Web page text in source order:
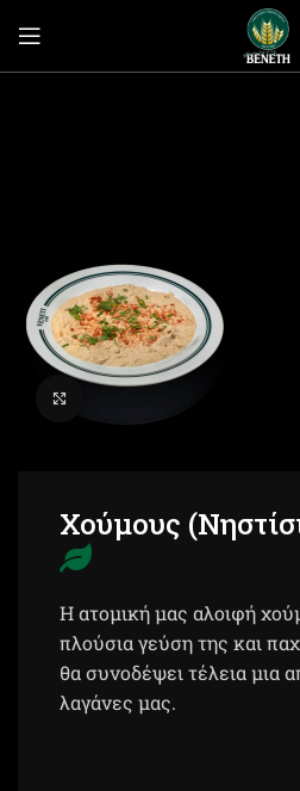
Χούμους
Η ατομική μας αλοιφή
πλούσια γεύση της και
θα συνοδέψει τέλεια μια
λαγάνες μας.